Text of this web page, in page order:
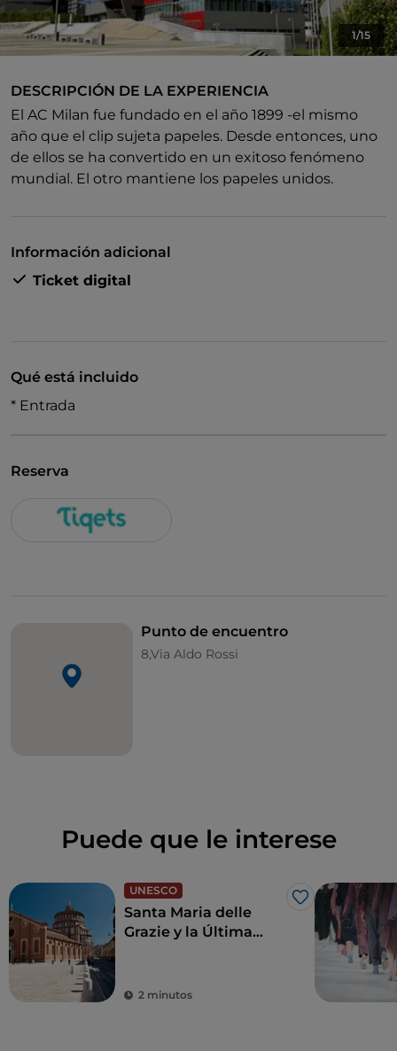
1/15
DESCRIPCIÓN DE LA EXPERIENCIA
El AC Milan fue fundado en el año 1899 -el mismo
año que el clip sujeta papeles. Desde entonces, uno
de ellos se ha convertido en un exitoso fenómeno
mundial. El otro mantiene los papeles unidos.
Información adicional
Ticket digital
Qué está incluido
* Entrada
Reserva
Punto de encuentro
8,Via Aldo Rossi
Puede que le interese
UNESCO
Me gusta
Santa Maria delle
Grazie y la Última
Renacimiento
2 minutos